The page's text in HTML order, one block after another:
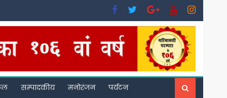
सम्पादकीय मनोरंजन पर्यटन